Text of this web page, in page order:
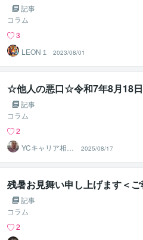
記事
コラム
3
LEON１
2023/08/01
☆他人の悪口☆令和7年8月18
記事
コラム
2
YCキャリア相談
2025/08/17
残暑お見舞い申し上げます＜ご
記事
コラム
2